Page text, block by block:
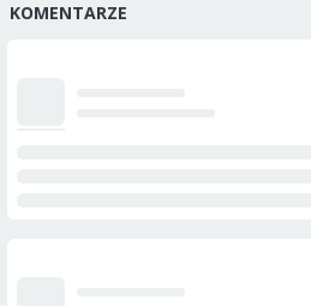
KOMENTARZE